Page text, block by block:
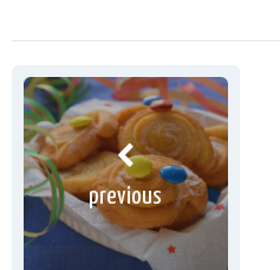
previous